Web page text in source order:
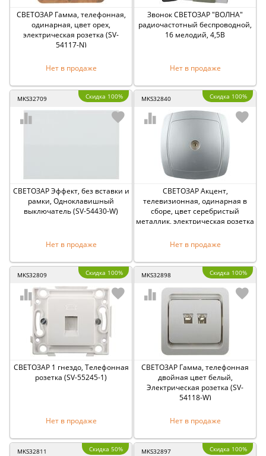
СВЕТОЗАР Гамма, телефонная,
одинарная, цвет орех,
электрическая розетка (SV-
54117-N)
Нет в продаже
Звонок СВЕТОЗАР ″ВОЛНА″
радиочастотный беспроводной,
16 мелодий, 4,5В
Нет в продаже
MKS32709 Скидка 100%
СВЕТОЗАР Эффект, без вставки и
рамки, Одноклавишный
выключатель (SV-54430-W)
Нет в продаже
MKS32840 Скидка 100%
СВЕТОЗАР Акцент,
телевизионная, одинарная в
сборе, цвет серебристый
металлик, электрическая розетка
Нет в продаже
MKS32809 Скидка 100%
СВЕТОЗАР 1 гнездо, Телефонная
розетка (SV-55245-1)
Нет в продаже
MKS32898 Скидка 100%
СВЕТОЗАР Гамма, телефонная
двойная цвет белый,
Электрическая розетка (SV-
54118-W)
Нет в продаже
MKS32811 Скидка 50% MKS32897 Скидка 100%